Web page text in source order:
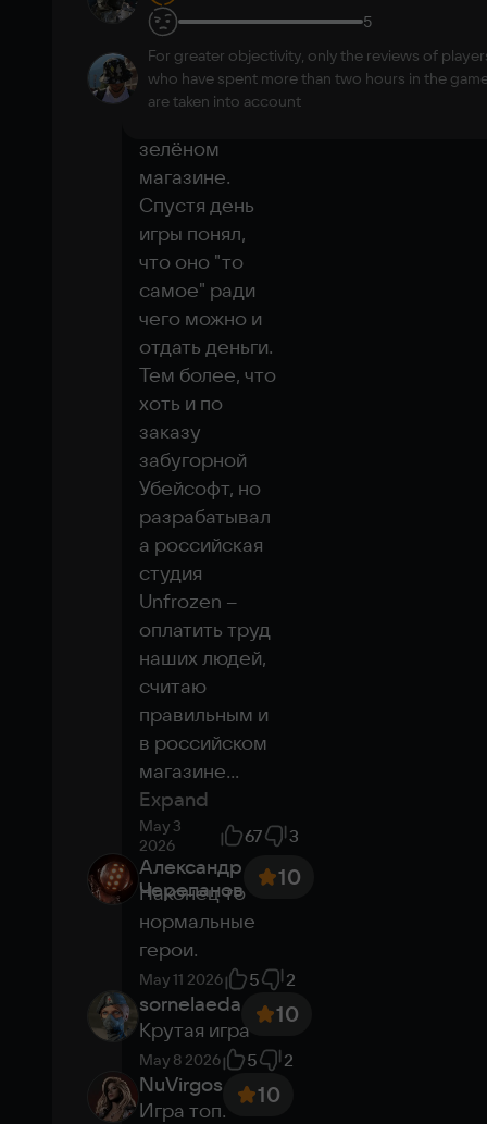
Hi-speed internet
Purchased game
No need to download
Play in the cloud
Отличная игра!
June 10 2026
Вячеслав
Матяс
10
Сначала
зелёном
магазине.
Спустя день
игры понял,
что оно "то
самое" ради
чего можно и
отдать деньги.
Тем более, что
хоть и по
заказу
забугорной
Убейсофт, но
разрабатывал
а российская
студия
Unfrozen --
оплатить труд
наших людей,
считаю
правильным и
в российском
магазине...
Expand
May 3
2026
67 3
Александр
Черепанов
10
Наконец то
нормальные
герои.
May 11 2026 5 2
sornelaeda 10
Крутая игра
May 8 2026 5 2
NuVirgos 10
Игра топ.
5
For greater objectivity, only the reviews of
who have spent more than two hours in the
are taken into account